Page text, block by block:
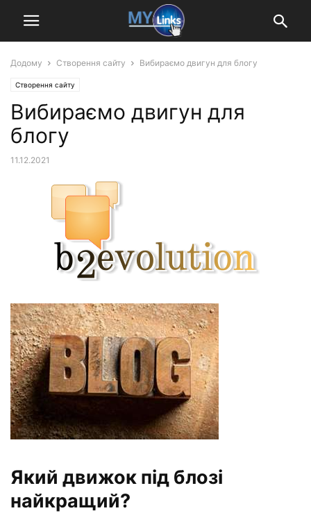
Додому Створення сайту Вибираємо двигун для блогу
Створення сайту
Вибираємо двигун для
блогу
11.12.2021
Який движок під блозі
найкращий?